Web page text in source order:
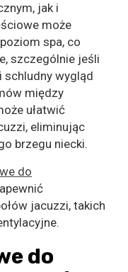
jak i
może
spa, co
szczególnie jeśli
schludny wygląd
między
ułatwić
eliminując
brzegu niecki.
do
jacuzzi, takich
do